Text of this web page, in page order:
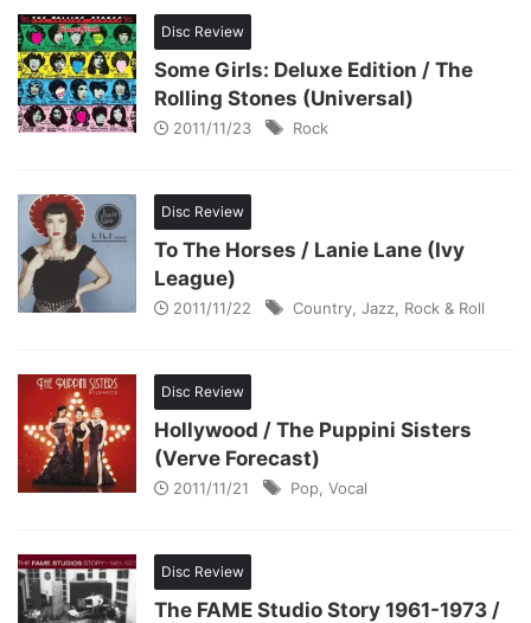
Disc Review
Some Girls: Deluxe Edition / The
Rolling Stones (Universal)
2011/11/23 Rock
Disc Review
To The Horses / Lanie Lane (Ivy
League)
2011/11/22 Country Jazz Rock & Roll
Disc Review
Hollywood / The Puppini Sisters
(Verve Forecast)
2011/11/21 Pop Vocal
Disc Review
The FAME Studio Story 1961-1973 /